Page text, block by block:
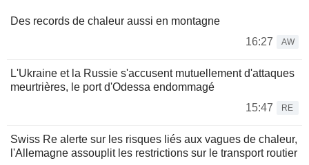
Des records de chaleur aussi en montagne
16:27
AW
L'Ukraine et la Russie s'accusent mutuellement d'attaques
meurtrières, le port d'Odessa endommagé
15:47
RE
Swiss Re alerte sur les risques liés aux vagues de chaleur,
l'Allemagne assouplit les restrictions sur le transport routier